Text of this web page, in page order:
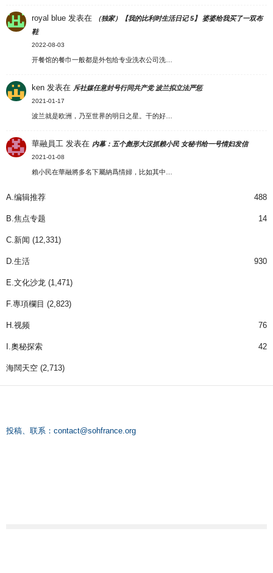
royal blue 发表在
（独家）【我的比利时生活日记 5】 婆婆给我买了一双布
鞋
2022-08-03
开餐馆的餐巾一般都是外包给专业洗衣公司洗…
ken 发表在 斥社媒任意封号行同共产党 波兰拟立法严惩
2021-01-17
波兰就是欧洲，乃至世界的明日之星。干的好…
華融員工 发表在 内幕：五个彪形大汉抓赖小民 女秘书给一号情妇发信
2021-01-08
賴小民在華融將多名下屬納爲情婦，比如其中…
A.编辑推荐 488
B.焦点专题 14
C.新闻 (12,331)
D.生活 930
E.文化沙龙 (1,471)
F.專項欄目 (2,823)
H.视频 76
I.奧秘探索 42
海闊天空 (2,713)
投稿、联系： contact@sohfrance.org